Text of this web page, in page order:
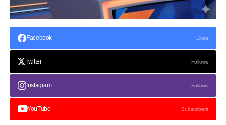
Facebook Likes
Twitter Follows
Instagram Follows
YouTube Subscribers